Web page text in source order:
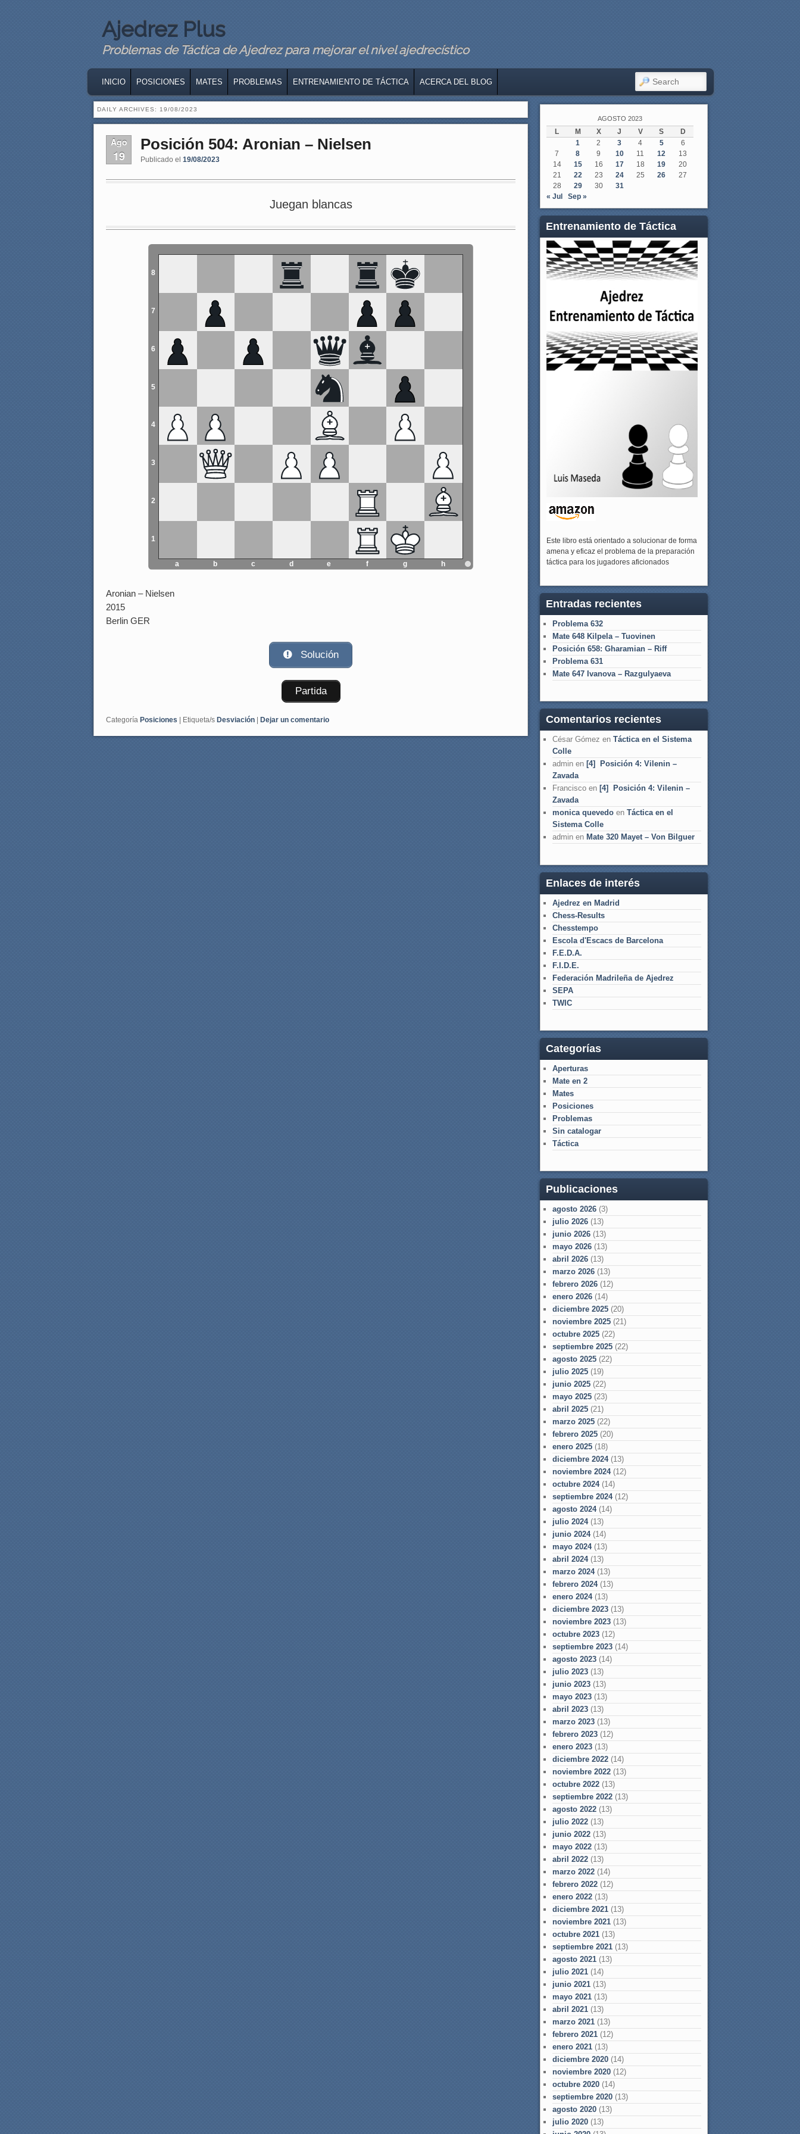
Ajedrez Plus
Problemas de Táctica de Ajedrez para mejorar el nivel ajedrecístico
SKIP TO PRIMARY CONTENT
SKIP TO SECONDARY CONTENT
INICIO POSICIONES MATES PROBLEMAS ENTRENAMIENTO DE TÁCTICA ACERCA DEL BLOG SEARCH
DAILY ARCHIVES: 19/08/2023
Ago
19
Posición 504: Aronian – Nielsen
Publicado el 19/08/2023
Juegan blancas
8
7
6
5
4
3
2
1
a b c d e f g h
Aronian – Nielsen
2015
Berlin GER
Solución
Partida
Categoría Posiciones Etiqueta/s Desviación Dejar un comentario
AGOSTO 2023
L M X J V S
D
1
2 3 4 5
6
7
8 9 10 11 12
13
14
15 16 17 18 19
20
21
22 23 24 25 26
27
28
29 30
31
« Jul
Sep »
Entrenamiento de Táctica
Este libro está orientado a solucionar de forma
amena y eficaz el problema de la preparación
táctica para los jugadores aficionados
Entradas recientes
Problema 632
Mate 648 Kilpela – Tuovinen
Posición 658: Gharamian – Riff
Problema 631
Mate 647 Ivanova – Razgulyaeva
Comentarios recientes
César Gómez en Táctica en el Sistema
Colle
admin en [4] Posición 4: Vilenin –
Zavada
Francisco en [4] Posición 4: Vilenin –
Zavada
monica quevedo en Táctica en el
Sistema Colle
admin en Mate 320 Mayet – Von Bilguer
Enlaces de interés
Ajedrez en Madrid
Chess-Results
Chesstempo
Escola d'Escacs de Barcelona
F.E.D.A.
F.I.D.E.
Federación Madrileña de Ajedrez
SEPA
TWIC
Categorías
Aperturas
Mate en 2
Mates
Posiciones
Problemas
Sin catalogar
Táctica
Publicaciones
agosto 2026 (3)
julio 2026 (13)
junio 2026 (13)
mayo 2026 (13)
abril 2026 (13)
marzo 2026 (13)
febrero 2026 (12)
enero 2026 (14)
diciembre 2025 (20)
noviembre 2025 (21)
octubre 2025 (22)
septiembre 2025 (22)
agosto 2025 (22)
julio 2025 (19)
junio 2025 (22)
mayo 2025 (23)
abril 2025 (21)
marzo 2025 (22)
febrero 2025 (20)
enero 2025 (18)
diciembre 2024(13)
noviembre 2024(12)
octubre 2024(14)
septiembre 2024(12)
agosto 2024(14)
julio 2024(13)
junio 2024(14)
mayo 2024(13)
abril 2024(13)
marzo 2024(13)
febrero 2024(13)
enero 2024(13)
diciembre 2023 (13)
noviembre 2023 (13)
octubre 2023 (12)
septiembre 2023 (14)
agosto 2023 (14)
julio 2023 (13)
junio 2023 (13)
mayo 2023 (13)
abril 2023 (13)
marzo 2023 (13)
febrero 2023 (12)
enero 2023 (13)
diciembre 2022 (14)
noviembre 2022 (13)
octubre 2022 (13)
septiembre 2022 (13)
agosto 2022 (13)
julio 2022 (13)
junio 2022 (13)
mayo 2022 (13)
abril 2022 (13)
marzo 2022 (14)
febrero 2022 (12)
enero 2022 (13)
diciembre 2021 (13)
noviembre 2021 (13)
octubre 2021 (13)
septiembre 2021 (13)
agosto 2021 (13)
julio 2021 (14)
junio 2021 (13)
mayo 2021 (13)
abril 2021 (13)
marzo 2021 (13)
febrero 2021 (12)
enero 2021 (13)
diciembre 2020 (14)
noviembre 2020 (12)
octubre 2020 (14)
septiembre 2020 (13)
agosto 2020 (13)
julio 2020 (13)